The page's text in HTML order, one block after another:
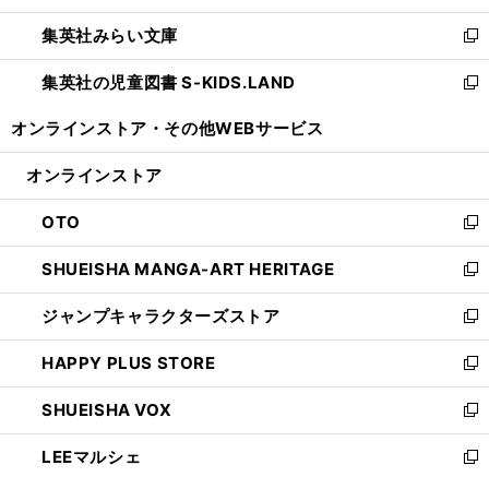
開
く
ウ
で
開
く
ン
ド
ウ
で
ウ
ィ
ン
ド
開
集英社みらい文庫
新
し
い
ン
ウ
で
開
く
集英社の児童図書 S-KIDS.LAND
新
ウ
ン
ド
ウ
で
開
く
オンラインストア・ その他WEBサービス
オンラインストア
OTO
新
し
い
ウ
ィ
ン
ド
ウ
で
開
く
SHUEISHA MANGA-ART HERITAGE
新
し
い
ウ
ィ
ン
ド
ウ
で
ジャンプキャラクターズストア
新
し
い
ウ
ィ
ン
ド
HAPPY PLUS STORE
新
し
い
ウ
ィ
SHUEISHA VOX
新
し
い
LEEマルシェ
新